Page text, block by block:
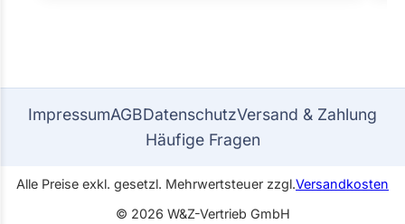
ImpressumAGBDatenschutzVersand & Zahlung
Häufige Fragen
Alle Preise exkl. gesetzl. Mehrwertsteuer zzgl.Versandkosten
© 2026 W&Z-Vertrieb GmbH